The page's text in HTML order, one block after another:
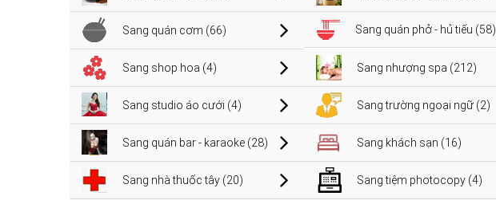
Sang quán cơm (66) Sang quán phở - hủ tiếu (58)
Sang shop hoa (4) Sang nhượng spa (212)
Sang studio áo cưới (4) Sang trường ngoại ngữ (2)
Sang quán bar - karaoke (28) Sang khách sạn (16)
Sang nhà thuốc tây (20) Sang tiệm photocopy (4)